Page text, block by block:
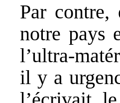
Par contre,
notre pays
l’ultra-
il y a